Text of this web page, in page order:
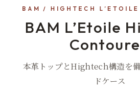
BAM / HIGHTECH L’ETOILE
BAM L’Etoile
本革トップとHightech構造を
ドケース